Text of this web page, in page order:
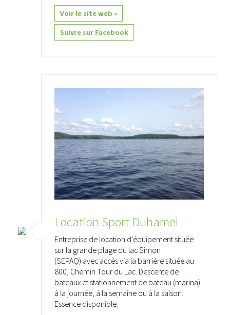
Voir le site web »
Suivre sur Facebook
Location Sport Duhamel
Entreprise de location d’équipement située
sur la grande plage du lac Simon
(SEPAQ) avec accès via la barrière située au
800, Chemin Tour du Lac. Descente de
bateaux et stationnement de bateau (marina)
à la journée, à la semaine ou à la saison.
Essence disponible.